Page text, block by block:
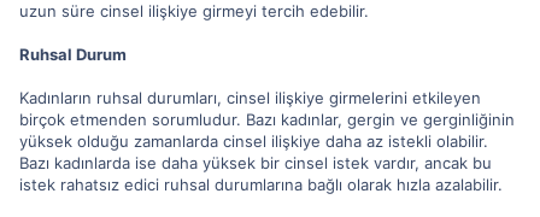
uzun süre cinsel ilişkiye girmeyi tercih edebilir.
Ruhsal Durum
Kadınların ruhsal durumları, cinsel ilişkiye girmelerini etkileyen
birçok etmenden sorumludur. Bazı kadınlar, gergin ve gerginliğinin
yüksek olduğu zamanlarda cinsel ilişkiye daha az istekli olabilir.
Bazı kadınlarda ise daha yüksek bir cinsel istek vardır, ancak bu
istek rahatsız edici ruhsal durumlarına bağlı olarak hızla azalabilir.